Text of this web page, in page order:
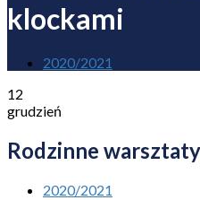
klockami
2020/2021
12
grudzień
Rodzinne
2020/2021